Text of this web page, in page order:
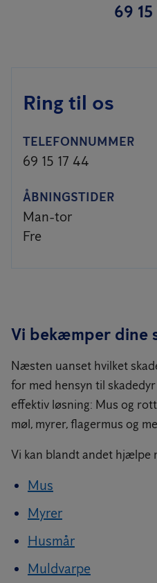
69
Ring til os
TELEFONNUMMER
69 15 17 44
ÅBNINGSTIDER
Man-tor
Fre
Vi bekæmper dine
Næsten uanset hvilket
for med hensyn til
effektiv løsning: Mus og
møl, myrer, flagermus og
Vi kan blandt andet hjælpe
Mus
Myrer
Husmår
Muldvarpe